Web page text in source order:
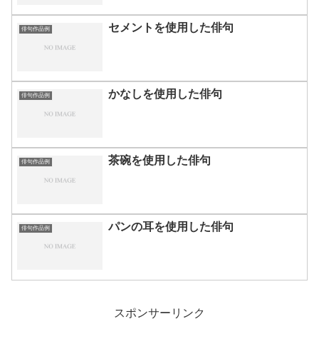
俳句作品例 セメントを使用した俳句
俳句作品例 かなしを使用した俳句
俳句作品例 茶碗を使用した俳句
俳句作品例 パンの耳を使用した俳句
スポンサーリンク